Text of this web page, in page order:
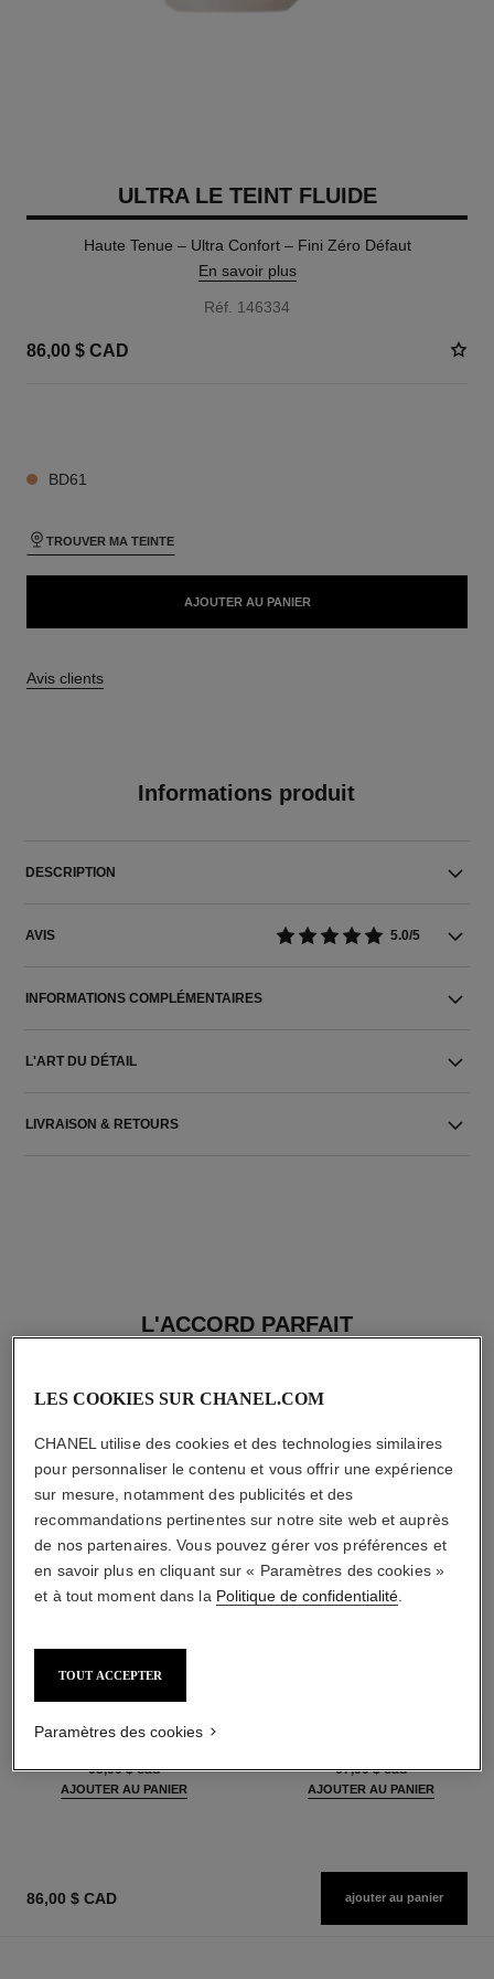
ULTRA LE TEINT FLUIDE
Haute Tenue – Ultra Confort – Fini Zéro Défaut
En savoir plus
Réf. 146334
86,00 $ CAD
BD61
TROUVER MA TEINTE
AJOUTER AU PANIER
Avis clients
Informations produit
DESCRIPTION
AVIS 5.0/5
INFORMATIONS COMPLÉMENTAIRES
L'ART DU DÉTAIL
LIVRAISON & RETOURS
L'ACCORD PARFAIT
Réf. 169060
65,00 $ cad
AJOUTER AU PANIER
67,00 $ cad
AJOUTER AU PANIER
86,00 $ CAD ajouter au panier
LES COOKIES SUR CHANEL.COM
CHANEL utilise des cookies et des technologies similaires
pour personnaliser le contenu et vous offrir une expérience
sur mesure, notamment des publicités et des
recommandations pertinentes sur notre site web et auprès
de nos partenaires. Vous pouvez gérer vos préférences et
en savoir plus en cliquant sur « Paramètres des cookies »
et à tout moment dans la Politique de confidentialité.
TOUT ACCEPTER
Paramètres des cookies